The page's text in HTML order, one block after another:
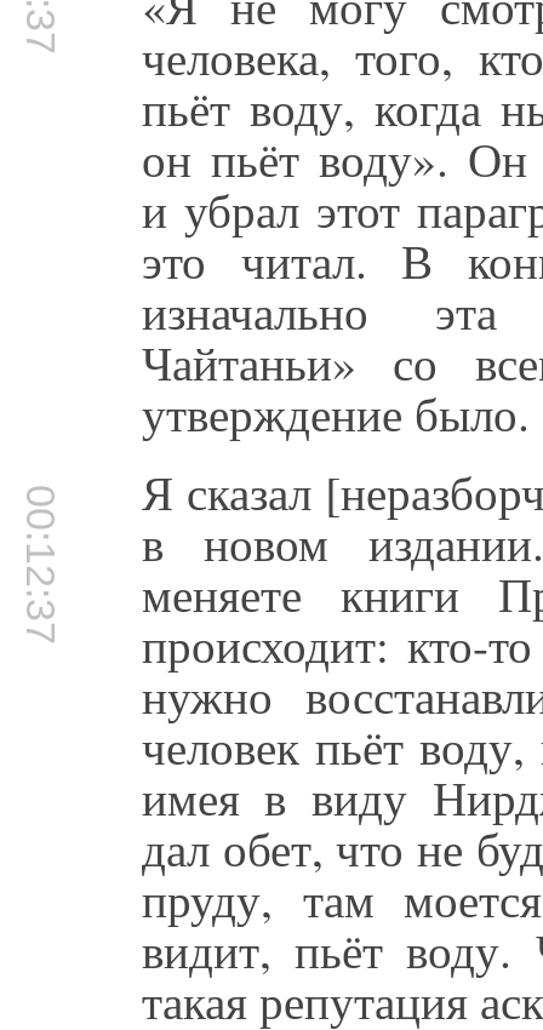
человека, того,
пьёт воду, когда
он пьёт воду». Он
и убрал этот
это читал. В
изначально
Чайтаньи» со
утверждение было.
00:12:37 Я сказал
в новом
меняете книги
происходит: кто-
нужно
человек пьёт
имея в виду
дал обет, что не
пруду, там
видит, пьёт
такая репутация